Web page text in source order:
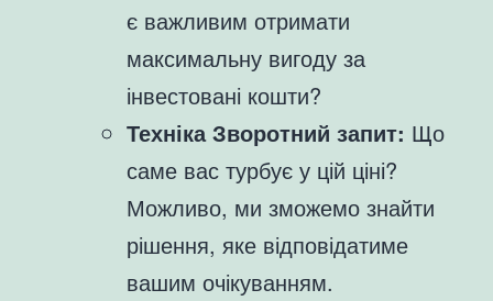
є важливим отримати
максимальну вигоду за
інвестовані кошти?
Техніка Зворотний запит: Що
саме вас турбує у цій ціні?
Можливо, ми зможемо знайти
рішення, яке відповідатиме
вашим очікуванням.